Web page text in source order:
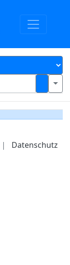
| Datenschutz